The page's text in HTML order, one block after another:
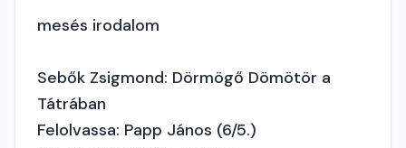
mesés irodalom
Sebők Zsigmond: Dörmögő Dömötör a
Tátrában
Felolvassa: Papp János (6/5.)